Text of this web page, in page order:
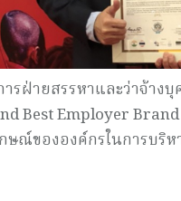
ฝ่ายสรรหาและว่าจ้างบุ
Best Employer
ษณ์ขององค์กรในการบริ